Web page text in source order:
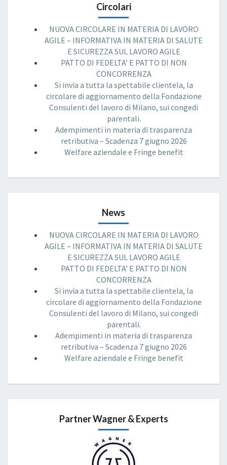
Circolari
NUOVA CIRCOLARE IN MATERIA DI LAVORO
AGILE – INFORMATIVA IN MATERIA DI SALUTE
E SICUREZZA SUL LAVORO AGILE
PATTO DI FEDELTA’ E PATTO DI NON
CONCORRENZA
Si invia a tutta la spettabile clientela, la
circolare di aggiornamento della Fondazione
Consulenti del lavoro di Milano, sui congedi
parentali.
Adempimenti in materia di trasparenza
retributiva – Scadenza 7 giugno 2026
Welfare aziendale e Fringe benefit
News
NUOVA CIRCOLARE IN MATERIA DI LAVORO
AGILE – INFORMATIVA IN MATERIA DI SALUTE
E SICUREZZA SUL LAVORO AGILE
PATTO DI FEDELTA’ E PATTO DI NON
CONCORRENZA
Si invia a tutta la spettabile clientela, la
circolare di aggiornamento della Fondazione
Consulenti del lavoro di Milano, sui congedi
parentali.
Adempimenti in materia di trasparenza
retributiva – Scadenza 7 giugno 2026
Welfare aziendale e Fringe benefit
Partner Wagner & Experts